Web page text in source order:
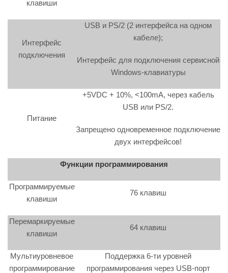
клавиши
Интерфейс
подключения
USB и PS/2 (2 интерфейса на одном
кабеле);
Интерфейс для подключения сервисной
Windows-клавиатуры
Питание
+5VDC + 10%, <100mA, через кабель
USB или PS/2.
Запрещено одновременное подключение
двух интерфейсов!
Функции программирования
Программируемые
клавиши
76 клавиш
Перемаркируемые
клавиши
64 клавиш
Мультиуровневое
программирование
Поддержка 6-ти уровней
программирования через USB-порт